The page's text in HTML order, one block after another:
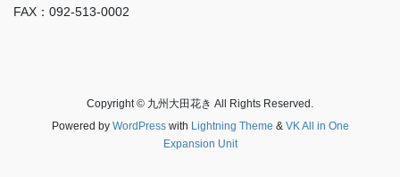
FAX：092-513-0002
Copyright © 九州大田花き All Rights Reserved.
Powered by WordPresswith Lightning Theme & VK All in One
Expansion Unit